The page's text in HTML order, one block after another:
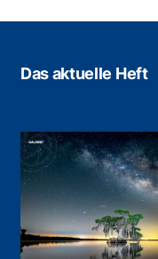
Das aktuelle Heft